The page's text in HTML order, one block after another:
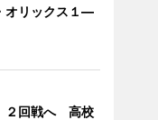
オリックス１―
２回戦へ 高校